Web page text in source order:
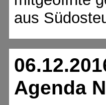
aus
Agenda